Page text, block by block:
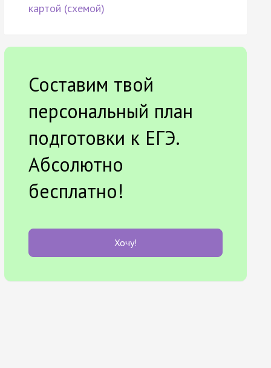
картой (схемой)
Составим твой
персональный план
подготовки к ЕГЭ.
Абсолютно
бесплатно!
Хочу!